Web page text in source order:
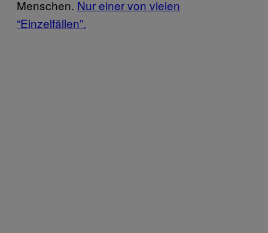
Menschen. Nur einer von vielen
“Einzelfällen”.